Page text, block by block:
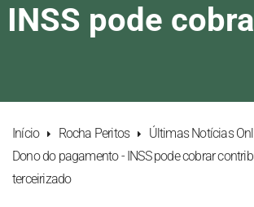
pode
Início Rocha Peritos
Últimas Notícias
Dono do pagamento - INSS pode cobrar
terceirizado